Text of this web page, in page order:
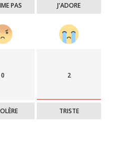
PAS J'ADORE
0 2
TRISTE